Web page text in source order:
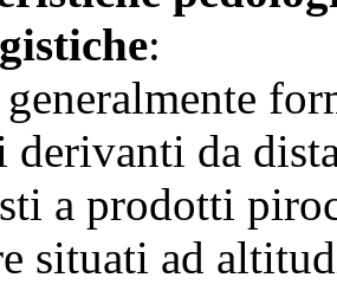
:
derivanti da
a prodotti
situati ad